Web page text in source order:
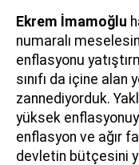
Ekrem İmamoğlu
numaralı
enflasyonu
sınıfı da içine
zannediyorduk.
yüksek
enflasyon ve ağır
devletin bütçesini